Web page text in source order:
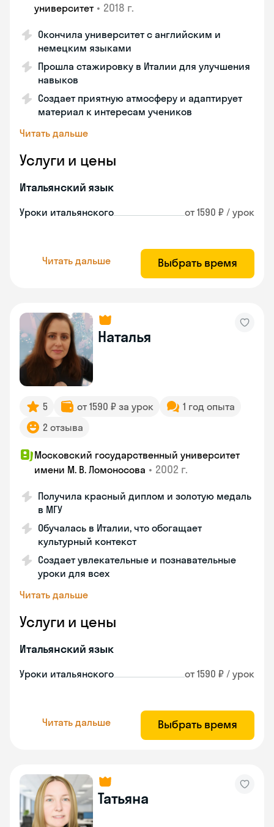
университет • 2018 г.
Окончила университет с английским и
немецким языками
Прошла стажировку в Италии для улучшения
навыков
Создает приятную атмосферу и адаптирует
материал к интересам учеников
Читать дальше
Услуги и цены
Итальянский язык
Уроки итальянского от 1590 ₽ / урок
Читать дальше Выбрать время
Наталья
5 от 1590 ₽ за урок
1 год опыта
2 отзыва
Московский государственный университет
имени М. В. Ломоносова • 2002 г.
Получила красный диплом и золотую медаль
в МГУ
Обучалась в Италии, что обогащает
культурный контекст
Создает увлекательные и познавательные
уроки для всех
Читать дальше
Услуги и цены
Итальянский язык
Уроки итальянского от 1590 ₽ / урок
Читать дальше Выбрать время
Татьяна